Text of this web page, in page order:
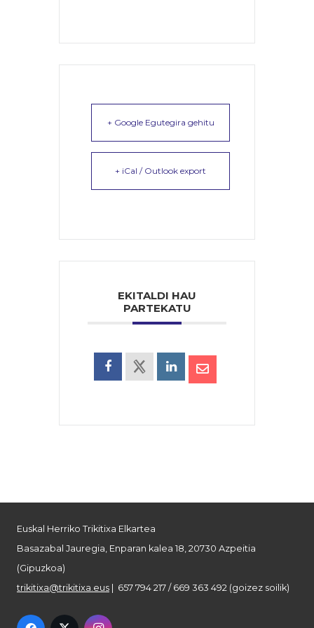
+ Google Egutegira gehitu
+ iCal / Outlook export
EKITALDI HAU
PARTEKATU
Euskal Herriko Trikitixa Elkartea
Basazabal Jauregia, Enparan kalea 18, 20730 Azpeitia
(Gipuzkoa)
trikitixa@trikitixa.eus | 657 794 217 / 669 363 492 (goizez soilik)